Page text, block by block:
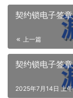
契约锁电子签
上一篇
契约锁电子签
2025年7月14日 上